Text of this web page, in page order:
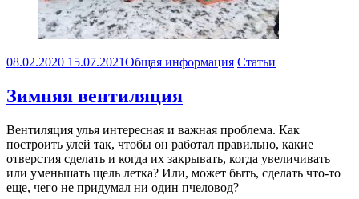
08.02.2020 15.07.2021Общая информация Статьи
Зимняя вентиляция
Вентиляция улья интересная и важная проблема. Как
построить улей так, чтобы он работал правильно, какие
отверстия сделать и когда их закрывать, когда увеличивать
или уменьшать щель летка? Или, может быть, сделать что-то
еще, чего не придумал ни один пчеловод?